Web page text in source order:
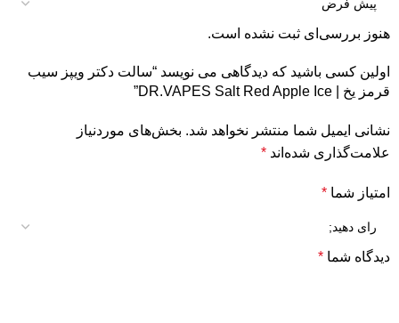
هنوز بررسی‌ای ثبت نشده است.
اولین کسی باشید که دیدگاهی می نویسد “سالت دکتر ویپز سیب
قرمز یخ | DR.VAPES Salt Red Apple Ice”
نشانی ایمیل شما منتشر نخواهد شد. بخش‌های موردنیاز
علامت‌گذاری شده‌اند *
امتیاز شما *
دیدگاه شما *